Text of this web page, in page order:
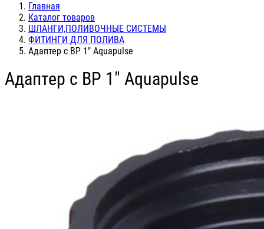
Главная
Каталог товаров
ШЛАНГИ,ПОЛИВОЧНЫЕ СИСТЕМЫ
ФИТИНГИ ДЛЯ ПОЛИВА
Адаптер c ВР 1" Aquapulse
Адаптер c ВР 1" Aquapulse